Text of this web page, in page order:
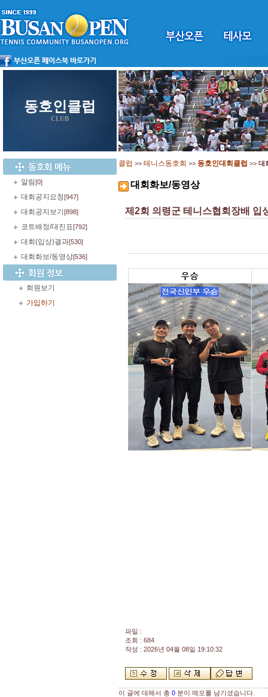
동호인클럽
CLUB
알림[0]
대회공지요청[947]
대회공지보기 [898]
코트배정/대진표[792]
대회(입상)결과[530]
대회화보/동영상[536]
회원보기
가입하기
클럽 >> 테니스동호회 >> 동호인대회클럽 >> 대
대회화보/동영상
제2회 의령군 테니스협회장배 입
파일 :
조회 : 684
작성 : 2026년 04월 08일 19:10:32
이 글에 대해서 총 0 분이 메모를 남기셨습니다.